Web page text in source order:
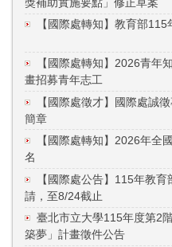
【國際處轉知】教育部
【國際處轉知】2026青年
畫招募青年志工
【國際處徵才】國際處誠
簡章
【國際處轉知】2026年全
名
【國際處公告】115年教
請，至8/24截止
臺北市立大學115年度第2
築夢」計畫徵件公告